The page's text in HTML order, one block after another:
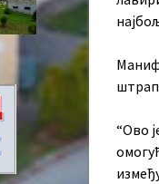
“Ово